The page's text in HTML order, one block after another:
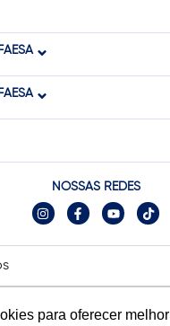
para oferecer melhor
NOSSAS REDES